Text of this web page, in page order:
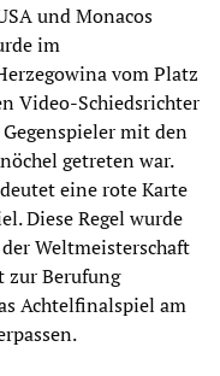
und Monacos
im
vom Platz
Video-Schiedsrichter
mit den
getreten war.
eine rote Karte
Diese Regel wurde
Weltmeisterschaft
zur Berufung
Achtelfinalspiel am